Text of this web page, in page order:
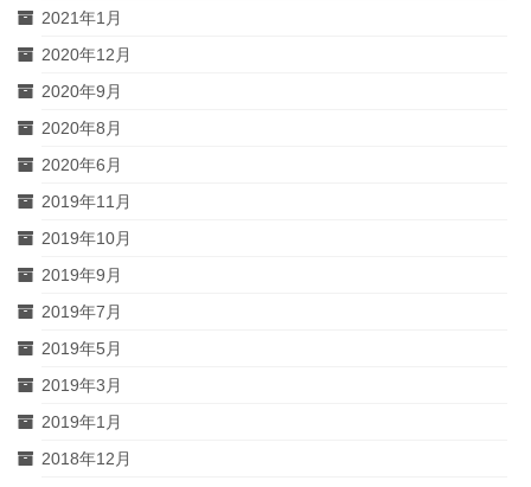
2021年1月
2020年12月
2020年9月
2020年8月
2020年6月
2019年11月
2019年10月
2019年9月
2019年7月
2019年5月
2019年3月
2019年1月
2018年12月